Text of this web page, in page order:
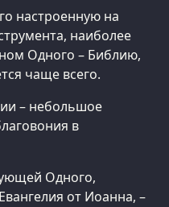
настроенную на
наиболее
Одного – Библию,
чаще всего.
– небольшое
в
Одного,
от Иоанна, –